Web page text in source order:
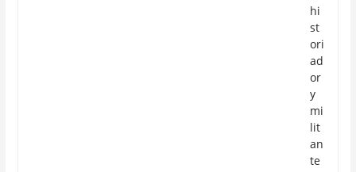
hi
st
ori
ad
or
y
mi
lit
an
te